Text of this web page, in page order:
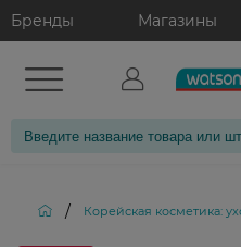
Бренды Магазины
/ Корейская косметика: